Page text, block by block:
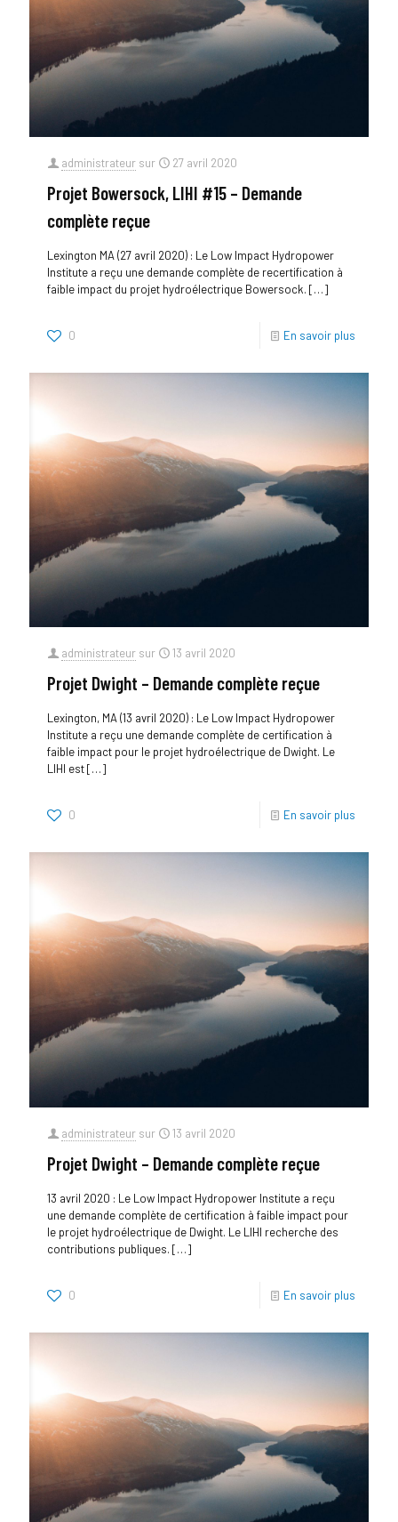
administrateur sur 27 avril 2020
Projet Bowersock, LIHI #15 – Demande
complète reçue
Lexington MA (27 avril 2020) : Le Low Impact Hydropower
Institute a reçu une demande complète de recertification à
faible impact du projet hydroélectrique Bowersock. […]
0 En savoir plus
administrateur sur 13 avril 2020
Projet Dwight – Demande complète reçue
Lexington, MA (13 avril 2020) : Le Low Impact Hydropower
Institute a reçu une demande complète de certification à
faible impact pour le projet hydroélectrique de Dwight. Le
LIHI est[…]
0 En savoir plus
administrateur sur 13 avril 2020
Projet Dwight – Demande complète reçue
13 avril 2020 : Le Low Impact Hydropower Institute a reçu
une demande complète de certification à faible impact pour
le projet hydroélectrique de Dwight. Le LIHI recherche des
contributions publiques. […]
0 En savoir plus